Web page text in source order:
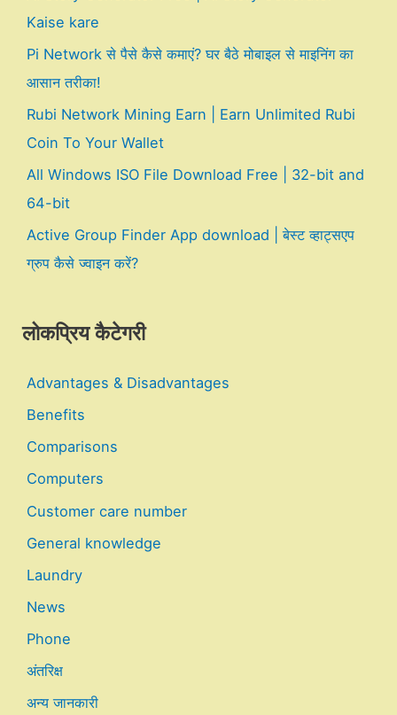
Kaise kare
Pi Network से पैसे कैसे कमाएं? घर बैठे मोबाइल से माइनिंग का
आसान तरीका!
Rubi Network Mining Earn | Earn Unlimited Rubi
Coin To Your Wallet
All Windows ISO File Download Free | 32-bit and
64-bit
Active Group Finder App download | बेस्ट व्हाट्सएप
ग्रुप कैसे ज्वाइन करें?
लोकप्रिय कैटेगरी
Advantages & Disadvantages
Benefits
Comparisons
Computers
Customer care number
General knowledge
Laundry
News
Phone
अंतरिक्ष
अन्य जानकारी